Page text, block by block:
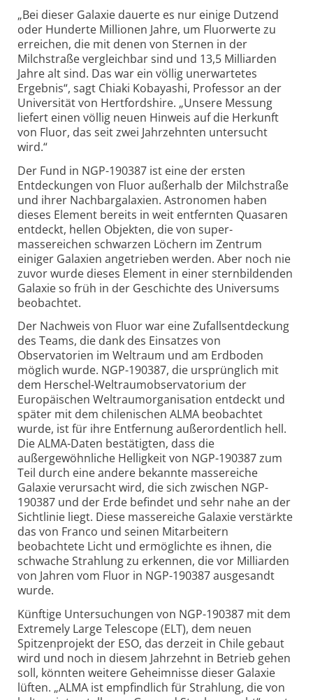
„Bei dieser Galaxie dauerte es nur einige Dutzend
oder Hunderte Millionen Jahre, um Fluorwerte zu
erreichen, die mit denen von Sternen in der
Milchstraße vergleichbar sind und 13,5 Milliarden
Jahre alt sind. Das war ein völlig unerwartetes
Ergebnis“, sagt Chiaki Kobayashi, Professor an der
Universität von Hertfordshire. „Unsere Messung
liefert einen völlig neuen Hinweis auf die Herkunft
von Fluor, das seit zwei Jahrzehnten untersucht
wird.“
Der Fund in NGP-190387 ist eine der ersten
Entdeckungen von Fluor außerhalb der Milchstraße
und ihrer Nachbar­galaxien. Astronomen haben
dieses Element bereits in weit entfernten Quasaren
entdeckt, hellen Objekten, die von super­
massereichen schwarzen Löchern im Zentrum
einiger Galaxien angetrieben werden. Aber noch nie
zuvor wurde dieses Element in einer sternbildenden
Galaxie so früh in der Geschichte des Universums
beobachtet.
Der Nachweis von Fluor war eine Zufallsentdeckung
des Teams, die dank des Einsatzes von
Observatorien im Weltraum und am Erdboden
möglich wurde. NGP-190387, die ursprünglich mit
dem Herschel-Weltraum­observatorium der
Europäischen Weltraum­organisation entdeckt und
später mit dem chilenischen ALMA beobachtet
wurde, ist für ihre Entfernung außerordentlich hell.
Die ALMA-Daten bestätigten, dass die
außergewöhnliche Helligkeit von NGP-190387 zum
Teil durch eine andere bekannte massereiche
Galaxie verursacht wird, die sich zwischen NGP-
190387 und der Erde befindet und sehr nahe an der
Sichtlinie liegt. Diese massereiche Galaxie verstärkte
das von Franco und seinen Mitarbeitern
beobachtete Licht und ermöglichte es ihnen, die
schwache Strahlung zu erkennen, die vor Milliarden
von Jahren vom Fluor in NGP-190387 ausgesandt
wurde.
Künftige Untersuchungen von NGP-190387 mit dem
Extremely Large Telescope (ELT), dem neuen
Spitzenprojekt der ESO, das derzeit in Chile gebaut
wird und noch in diesem Jahrzehnt in Betrieb gehen
soll, könnten weitere Geheimnisse dieser Galaxie
lüften. „ALMA ist empfindlich für Strahlung, die von